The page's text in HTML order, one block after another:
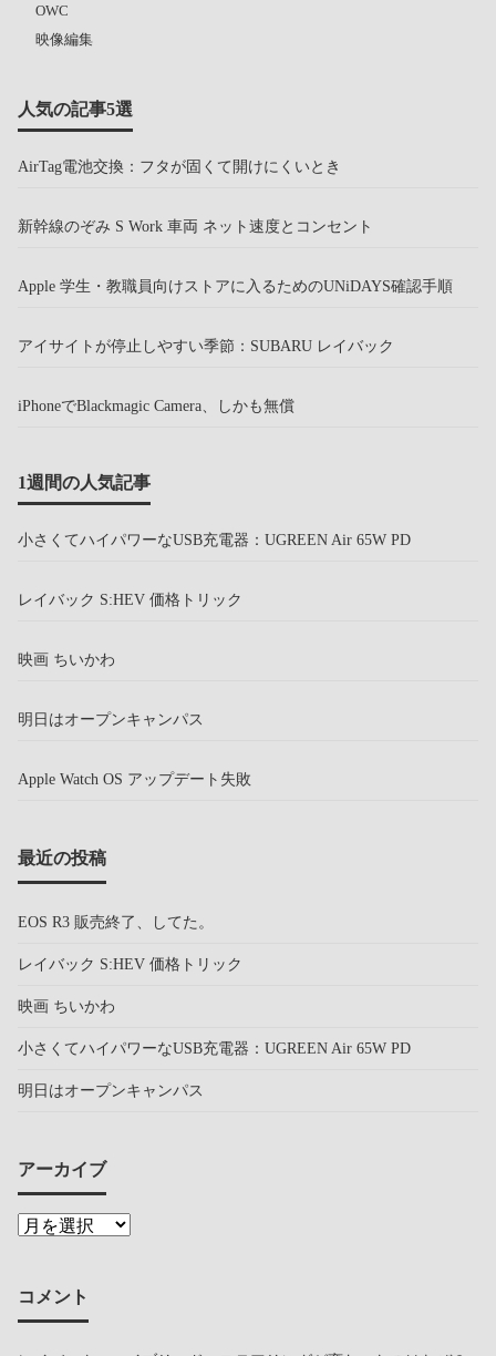
OWC
映像編集
人気の記事5選
AirTag電池交換：フタが固くて開けにくいとき
新幹線のぞみ S Work 車両 ネット速度とコンセント
Apple 学生・教職員向けストアに入るためのUNiDAYS確認手順
アイサイトが停止しやすい季節：SUBARU レイバック
iPhoneでBlackmagic Camera、しかも無償
1週間の人気記事
小さくてハイパワーなUSB充電器：UGREEN Air 65W PD
レイバック S:HEV 価格トリック
映画 ちいかわ
明日はオープンキャンパス
Apple Watch OS アップデート失敗
最近の投稿
EOS R3 販売終了、してた。
レイバック S:HEV 価格トリック
映画 ちいかわ
小さくてハイパワーなUSB充電器：UGREEN Air 65W PD
明日はオープンキャンパス
アーカイブ
コメント